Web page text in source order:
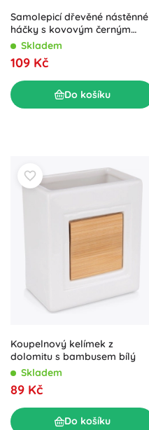
Samolepicí dřevěné nástěnné
háčky s kovovým černým
kolíkem 5 cm, 2 ks
Skladem
109 Kč
Do košíku
Koupelnový kelímek z
dolomitu s bambusem bílý
Skladem
89 Kč
Do košíku